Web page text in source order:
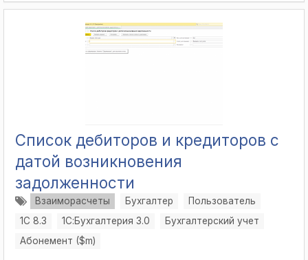
Список дебиторов и кредиторов с
датой возникновения
задолженности
Взаиморасчеты Бухгалтер
Пользователь
1С 8.3
1С:Бухгалтерия 3.0
Бухгалтерский учет
Абонемент ($m)